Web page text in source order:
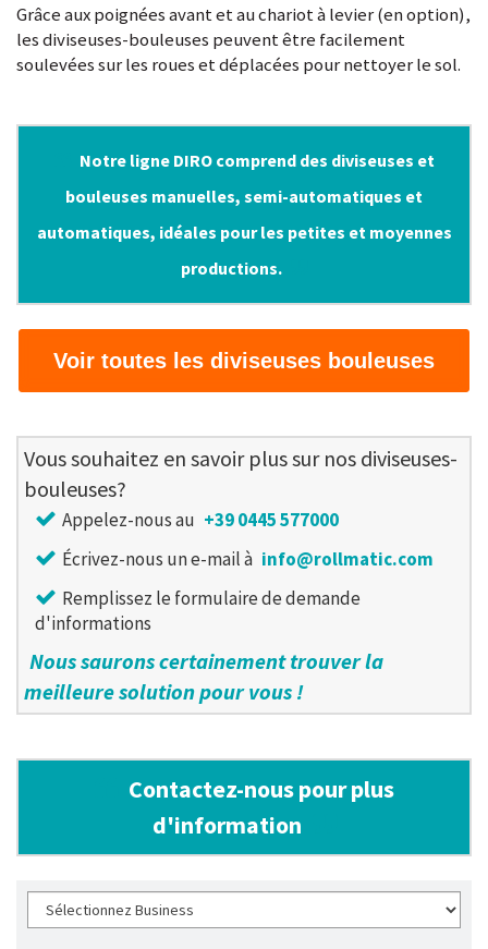
Grâce aux poignées avant et au chariot à levier (en option),
les diviseuses-bouleuses peuvent être facilement
soulevées sur les roues et déplacées pour nettoyer le sol.
Notre ligne DIRO comprend des diviseuses et
bouleuses manuelles, semi-automatiques et
automatiques, idéales pour les petites et moyennes
productions.
Voir toutes les diviseuses bouleuses
Vous souhaitez en savoir plus sur nos diviseuses-
bouleuses?
Appelez-nous au +39 0445 577000
Écrivez-nous un e-mail à info@rollmatic.com
Remplissez le formulaire de demande
d'informations
Nous saurons certainement trouver la
meilleure solution pour vous !
Contactez-nous pour plus
d'information